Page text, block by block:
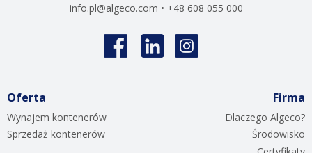
info.pl@algeco.com • +48 608 055 000
Oferta
Wynajem kontenerów
Sprzedaż kontenerów
Firma
Dlaczego Algeco?
Środowisko